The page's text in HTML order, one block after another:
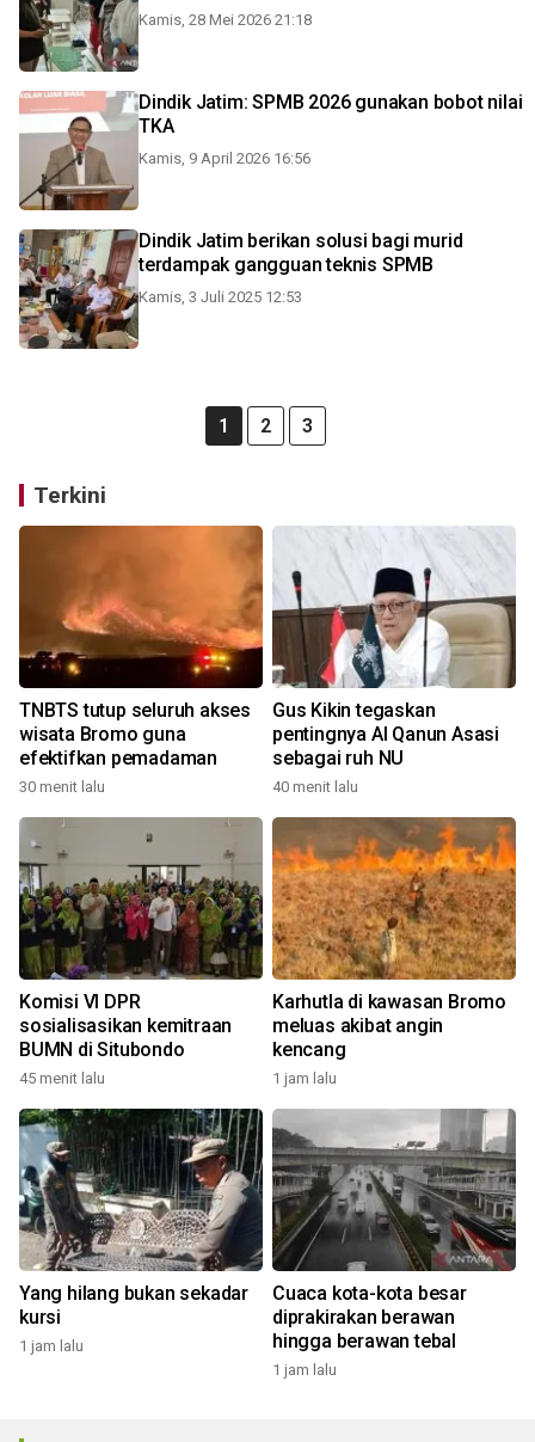
Kamis, 28 Mei 2026 21:18
Dindik Jatim: SPMB 2026 gunakan bobot nilai
TKA
Kamis, 9 April 2026 16:56
Dindik Jatim berikan solusi bagi murid
terdampak gangguan teknis SPMB
Kamis, 3 Juli 2025 12:53
1 2 3
Terkini
TNBTS tutup seluruh akses
wisata Bromo guna
efektifkan pemadaman
30 menit lalu
Gus Kikin tegaskan
pentingnya Al Qanun Asasi
sebagai ruh NU
40 menit lalu
Komisi VI DPR
sosialisasikan kemitraan
BUMN di Situbondo
45 menit lalu
Karhutla di kawasan Bromo
meluas akibat angin
kencang
1 jam lalu
Yang hilang bukan sekadar
kursi
1 jam lalu
Cuaca kota-kota besar
diprakirakan berawan
hingga berawan tebal
1 jam lalu